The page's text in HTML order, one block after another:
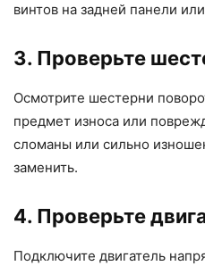
винтов на задней панели
3. Проверьте
Осмотрите шестерни
предмет износа или
сломаны или сильно
заменить.
4. Проверьте
Подключите двигатель